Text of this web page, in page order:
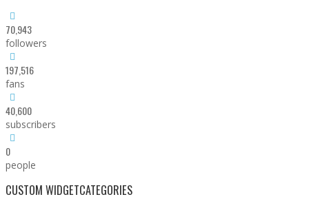
70,943
followers
197,516
fans
40,600
subscribers
0
people
CUSTOM WIDGETCATEGORIES